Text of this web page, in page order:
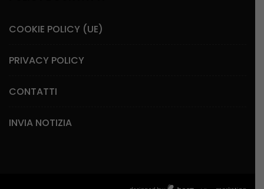
COOKIE POLICY (UE)
PRIVACY POLICY
CONTATTI
INVIA NOTIZIA